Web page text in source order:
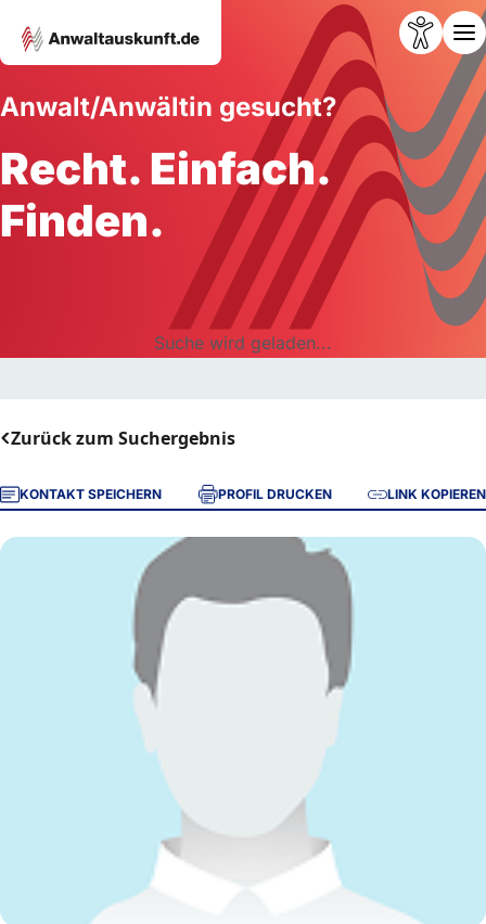
Anwalt/Anwältin gesucht?
Recht. Einfach.
Finden.
Suche wird geladen...
Zurück zum Suchergebnis
KONTAKT SPEICHERN PROFIL DRUCKEN LINK KOPIEREN